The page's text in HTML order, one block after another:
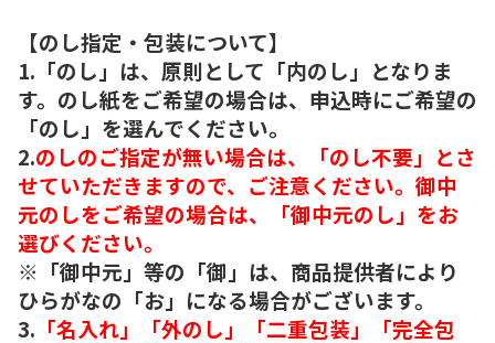
【のし指定・包装について】
1.「のし」は、原則として「内のし」となりま
す。のし紙をご希望の場合は、申込時にご希望の
「のし」を選んでください。
2.のしのご指定が無い場合は、「のし不要」とさ
せていただきますので、ご注意ください。御中
元のしをご希望の場合は、「御中元のし」をお
選びください。
※「御中元」等の「御」は、商品提供者により
ひらがなの「お」になる場合がございます。
3. 「名入れ」「外のし」「二重包装」「完全包